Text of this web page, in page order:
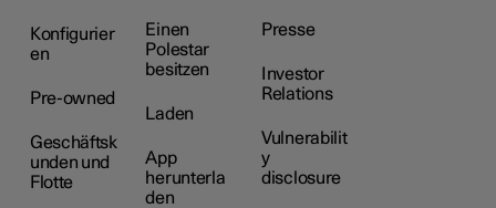
Konfigurier
en
Pre-owned
Geschäftsk
unden und
Flotte
Einen
Polestar
besitzen
Laden
App
herunterla
den
Presse
Investor
Relations
Vulnerabilit
y
disclosure